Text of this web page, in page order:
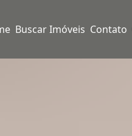
Buscar Imóveis Contato